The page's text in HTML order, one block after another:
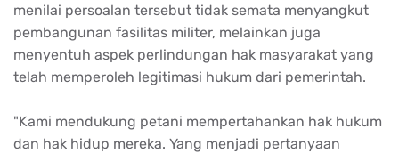
menilai persoalan tersebut tidak semata menyangkut
pembangunan fasilitas militer, melainkan juga
menyentuh aspek perlindungan hak masyarakat yang
telah memperoleh legitimasi hukum dari pemerintah.
"Kami mendukung petani mempertahankan hak hukum
dan hak hidup mereka. Yang menjadi pertanyaan